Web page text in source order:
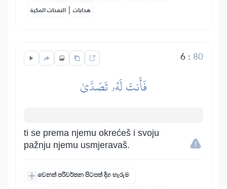
النفحات المكية | هدايات
6: 80
فَأَنتَ لَهُۥ تَصَدَّىٰ
ti se prema njemu okrećeš i svoju
pažnju njemu usmjeravaš.
වෙනත් පරිවර්තන පිටපත් දිග හැරුම